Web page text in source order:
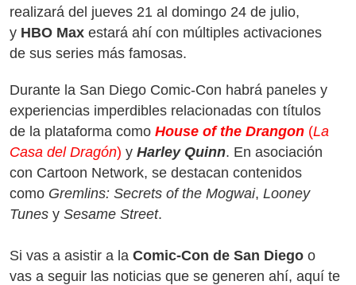
realizará del jueves 21 al domingo 24 de julio,
y HBO Max estará ahí con múltiples activaciones
de sus series más famosas.
Durante la San Diego Comic-Con habrá paneles y
experiencias imperdibles relacionadas con títulos
de la plataforma como House of the Drangon (La
Casa del Dragón) y Harley Quinn. En asociación
con Cartoon Network, se destacan contenidos
como Gremlins: Secrets of the Mogwai, Looney
Tunes y Sesame Street.
Si vas a asistir a la Comic-Con de San Diego o
vas a seguir las noticias que se generen ahí, aquí te